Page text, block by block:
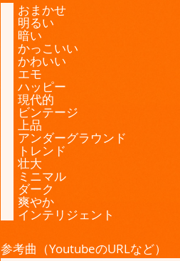
おまかせ
明るい
暗い
かっこいい
かわいい
エモ
ハッピー
現代的
ビンテージ
上品
アンダーグラウンド
トレンド
壮大
ミニマル
ダーク
爽やか
インテリジェント
参考曲（YoutubeのURLなど）